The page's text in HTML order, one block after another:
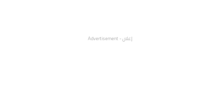
إعلان - Advertisement